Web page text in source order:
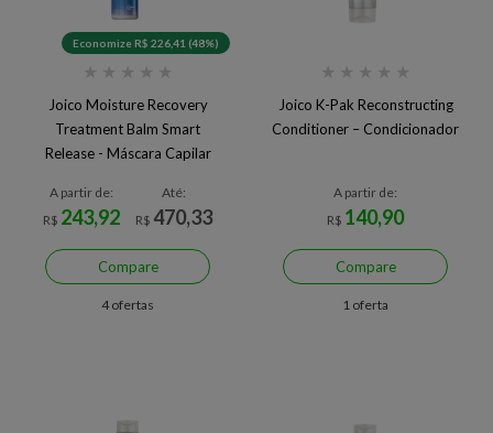
Economize R$ 226,41 (48%)
★ ★ ★ ★ ★
Joico Moisture Recovery
Treatment Balm Smart
Release - Máscara Capilar
A partir de:
R$ 243,92
Até:
R$ 470,33
Compare
4 ofertas
★ ★ ★ ★ ★
Joico K-Pak Reconstructing
Conditioner – Condicionador
A partir de:
R$ 140,90
Compare
1 oferta